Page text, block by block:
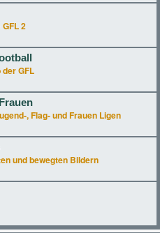
2
GFL
, Flag- und Frauen Ligen
und bewegten Bildern